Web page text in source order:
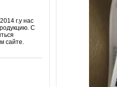
г.у нас
С
сайте.